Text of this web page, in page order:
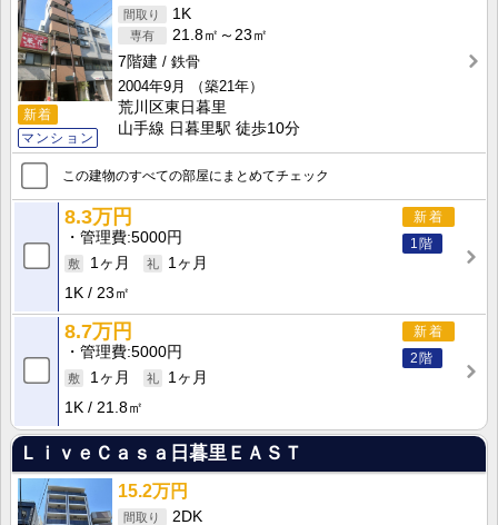
新着
マンション
1K
21.8㎡～23㎡
7階建
鉄骨
2004年9月
（築21年）
荒川区東日暮里
山手線 日暮里駅 徒歩10分
この建物のすべての部屋にまとめてチェック
新着
1階
8.3万円
管理費 5000円
1ヶ月
1ヶ月
1K
23㎡
新着
2階
8.7万円
管理費 5000円
1ヶ月
1ヶ月
1K
21.8㎡
ＬｉｖｅＣａｓａ日暮里ＥＡＳＴ
15.2万円
2DK